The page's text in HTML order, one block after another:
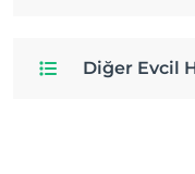
Diğer Evcil